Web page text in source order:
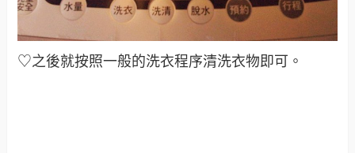
♡之後就按照一般的洗衣程序清洗衣物即可 。